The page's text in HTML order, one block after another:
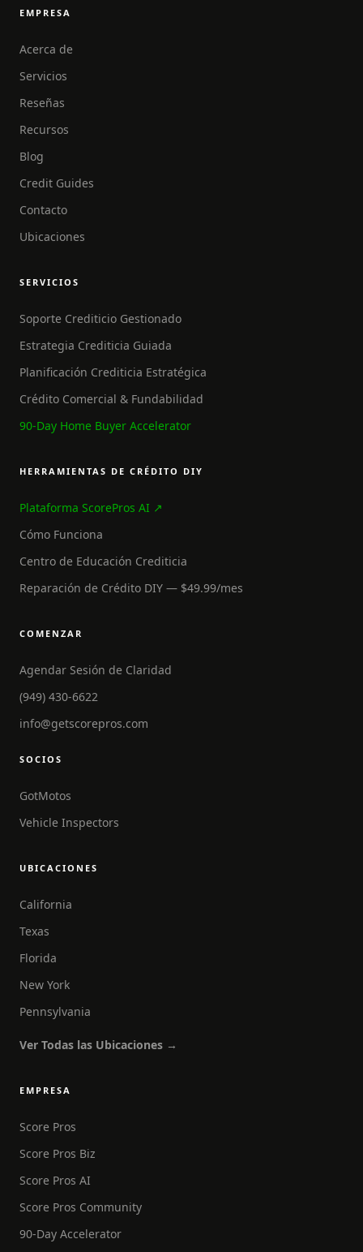
EMPRESA
Acerca de
Servicios
Reseñas
Recursos
Blog
Credit Guides
Contacto
Ubicaciones
SERVICIOS
Soporte Crediticio Gestionado
Estrategia Crediticia Guiada
Planificación Crediticia Estratégica
Crédito Comercial & Fundabilidad
90-Day Home Buyer Accelerator
HERRAMIENTAS DE CRÉDITO DIY
Plataforma ScorePros AI ↗
Cómo Funciona
Centro de Educación Crediticia
Reparación de Crédito DIY — $49.99/mes
COMENZAR
Agendar Sesión de Claridad
(949) 430-6622
info@getscorepros.com
SOCIOS
GotMotos
Vehicle Inspectors
UBICACIONES
California
Texas
Florida
New York
Pennsylvania
Ver Todas las Ubicaciones →
EMPRESA
Score Pros
Score Pros Biz
Score Pros AI
Score Pros Community
90-Day Accelerator